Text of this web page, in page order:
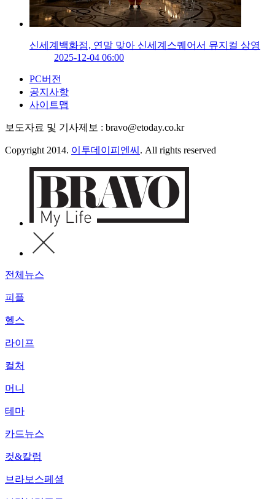
신세계백화점, 연말 맞아 신세계스퀘어서 뮤지컬 상영
2025-12-04 06:00
PC버전
공지사항
사이트맵
보도자료 및 기사제보 : bravo@etoday.co.kr
Copyright 2014. 이투데이피엔씨 . All rights reserved
전체뉴스
피플
헬스
라이프
컬처
머니
테마
카드뉴스
컷&칼럼
브라보스페셜